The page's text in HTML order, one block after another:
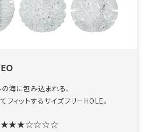
海に包み込まれる、
フィットするサイズフリーHOLE。
★★★☆☆☆☆